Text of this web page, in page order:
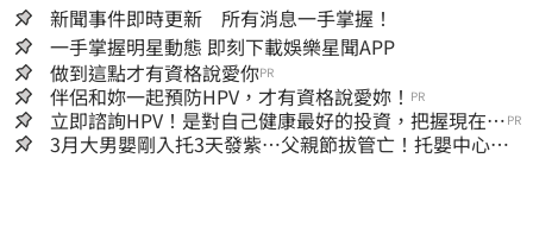
新聞事件即時更新 所有消息一手掌握！
一手掌握明星動態 即刻下載娛樂星聞APP
做到這點才有資格說愛你PR
伴侶和妳一起預防HPV，才有資格說愛妳！ PR
立即諮詢HPV！是對自己健康最好的投資，把握現在不
嫌晚！
PR
3月大男嬰剛入托3天發紫…父親節拔管亡！托嬰中心回9